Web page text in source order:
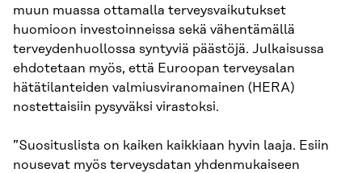
muun muassa ottamalla terveysvaikutukset
huomioon investoinneissa sekä vähentämällä
terveydenhuollossa syntyviä päästöjä. Julkaisussa
ehdotetaan myös, että Euroopan terveysalan
hätätilanteiden valmiusviranomainen (HERA)
nostettaisiin pysyväksi virastoksi.
”Suosituslista on kaiken kaikkiaan hyvin laaja. Esiin
nousevat myös terveysdatan yhdenmukaiseen